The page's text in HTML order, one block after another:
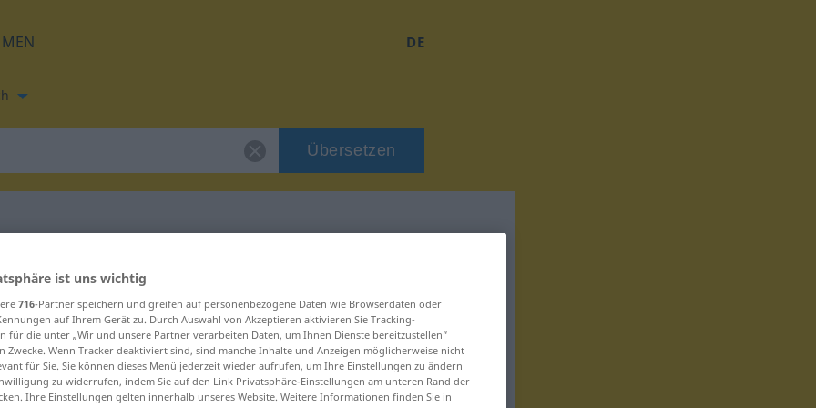
DE
Übersetzen
für "cucek"
ist uns wichtig
716-Partner speichern und greifen auf personenbezogene Daten wie Browserdaten oder
auf Ihrem Gerät zu. Durch Auswahl von Akzeptieren aktivieren Sie Tracking-
für die unter „Wir und unsere Partner verarbeiten Daten, um Ihnen Dienste bereitzustellen“
Zwecke. Wenn Tracker deaktiviert sind, sind manche Inhalte und Anzeigen möglicherweise nicht
für Sie. Sie können dieses Menü jederzeit wieder aufrufen, um Ihre Einstellungen zu ändern
zu widerrufen, indem Sie auf den Link Privatsphäre-Einstellungen am unteren Rand der
Ihre Einstellungen gelten innerhalb unseres Website. Weitere Informationen finden Sie in